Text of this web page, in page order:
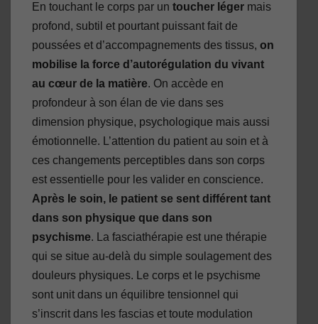
En touchant le corps par un toucher léger mais
profond, subtil et pourtant puissant fait de
poussées et d’accompagnements des tissus, on
mobilise la force d’autorégulation du vivant
au cœur de la matière. On accède en
profondeur à son élan de vie dans ses
dimension physique, psychologique mais aussi
émotionnelle. L’attention du patient au soin et à
ces changements perceptibles dans son corps
est essentielle pour les valider en conscience.
Après le soin, le patient se sent différent tant
dans son physique que dans son
psychisme. La fasciathérapie est une thérapie
qui se situe au-delà du simple soulagement des
douleurs physiques. Le corps et le psychisme
sont unit dans un équilibre tensionnel qui
s’inscrit dans les fascias et toute modulation